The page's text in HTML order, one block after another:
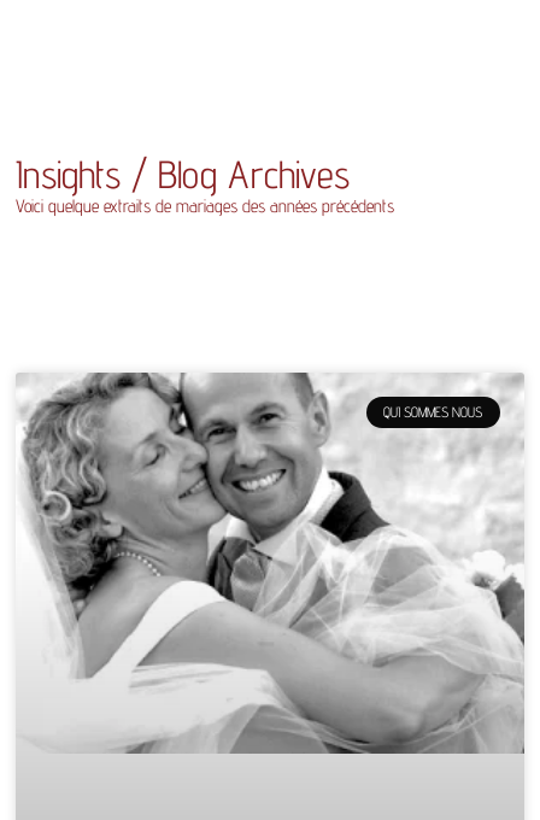
Insights / Blog Archives
Voici quelque extraits de mariages des années précédents
QUI SOMMES NOUS